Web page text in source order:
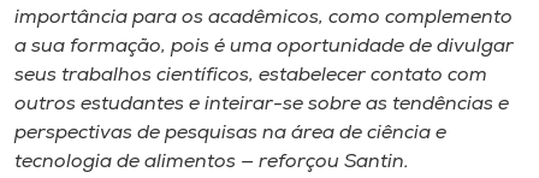
importância para os acadêmicos, como complemento
a sua formação, pois é uma oportunidade de divulgar
seus trabalhos científicos, estabelecer contato com
outros estudantes e inteirar-se sobre as tendências e
perspectivas de pesquisas na área de ciência e
tecnologia de alimentos — reforçou Santin.